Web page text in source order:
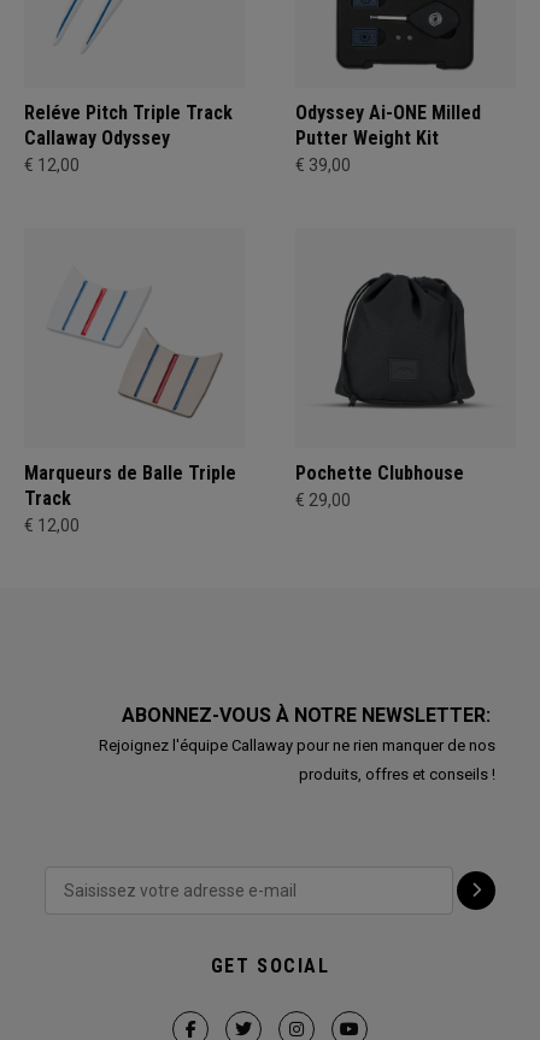
Reléve Pitch Triple Track
Callaway Odyssey
€ 12,00
Odyssey Ai-ONE Milled
Putter Weight Kit
€ 39,00
Marqueurs de Balle Triple
Track
€ 12,00
Pochette Clubhouse
€ 29,00
ABONNEZ-VOUS À NOTRE NEWSLETTER:
Rejoignez l'équipe Callaway pour ne rien manquer de nos
produits, offres et conseils !
GET SOCIAL